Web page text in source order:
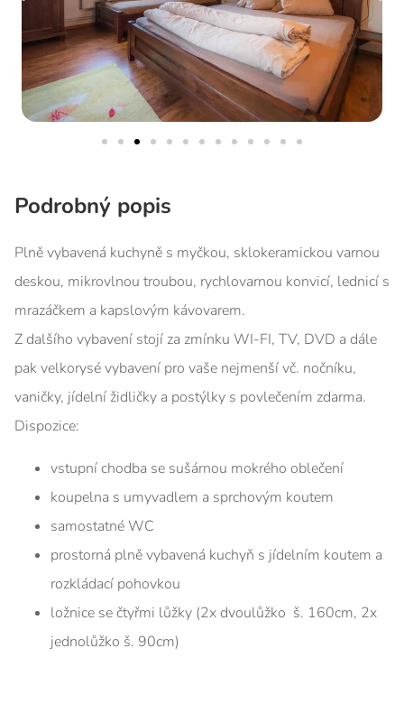
Podrobný popis
Plně vybavená kuchyně s myčkou, sklokeramickou varnou
deskou, mikrovlnou troubou, rychlovarnou konvicí, lednicí s
mrazáčkem a kapslovým kávovarem.
Z dalšího vybavení stojí za zmínku WI-FI, TV, DVD a dále
pak velkorysé vybavení pro vaše nejmenší vč. nočníku,
vaničky, jídelní židličky a postýlky s povlečením zdarma.
Dispozice:
vstupní chodba se sušárnou mokrého oblečení
koupelna s umyvadlem a sprchovým koutem
samostatné WC
prostorná plně vybavená kuchyň s jídelním koutem a
rozkládací pohovkou
ložnice se čtyřmi lůžky (2x dvoulůžko š. 160cm, 2x
jednolůžko š. 90cm)